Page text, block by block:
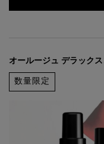
オールージュ デラック
数量限定